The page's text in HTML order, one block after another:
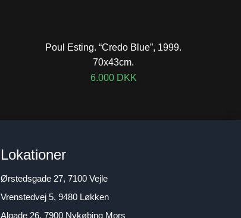
Poul Esting. “Credo Blue”, 1999.
70x43cm.
6.000 DKK
Lokationer
Ørstedsgade 27, 7100 Vejle
Vrenstedvej 5, 9480 Løkken
Algade 26, 7900 Nykøbing Mors